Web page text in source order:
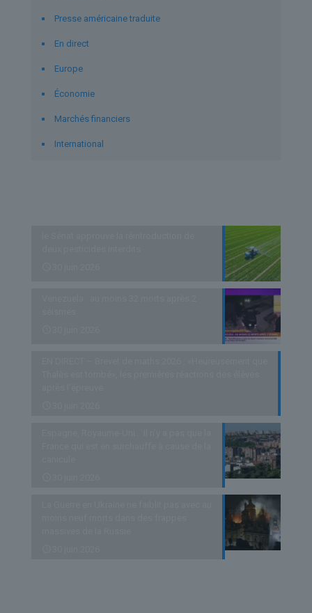
Presse américaine traduite
En direct
Europe
Économie
Marchés financiers
International